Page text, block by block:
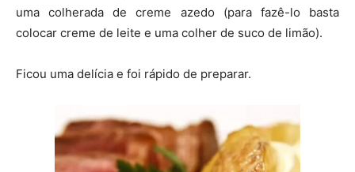
uma colherada de creme azedo (para fazê-lo basta
colocar creme de leite e uma colher de suco de limão).
Ficou uma delícia e foi rápido de preparar.